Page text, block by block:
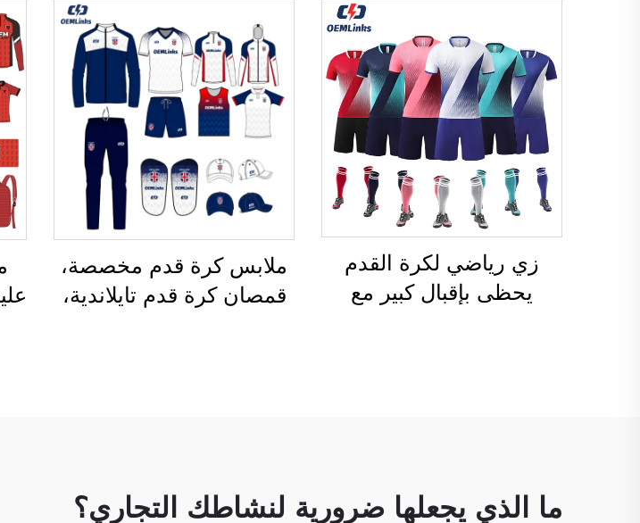
(OEM)، قمصان رياضية
مخصصة لكرة القدم، أطقم
زي رياضي لكرة القدم،
قمصان رياضية مصنوعة
باستخدام تقنية التسامي
تيشيرتات كرة قدم، زي
رياضي لكرة القدم، قميص
كرة قدم، ملابس كرة قدم،
قميص كرة قدم
زي رياضي لكرة القدم
يحظى بإقبال كبير مع
ملابس كرة قدم مخصصة،
قمصان كرة قدم تايلاندية،
ما الذي يجعلها ضرورية لنشاطك التجاري؟